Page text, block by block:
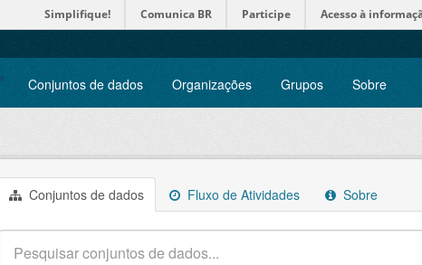
Simplifique! Comunica BR Participe Acesso à
Conjuntos de dados Organizações Grupos Sobre
Conjuntos de dados Fluxo de Atividades Sobre